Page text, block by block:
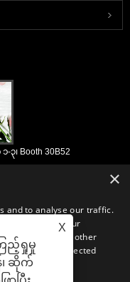
၃၊ Booth 30B52
န်ကောင်းစွာထူထောင်ရှိရာ
အဆောက်အ ဦ
လုပ်လုပ်အစားအစာ &
ပ်သောပါဝင်ပစ္စည်းများ
မြစ်ရှာဖွေခြင်းတွင်ကျွန်ုပ်
တစ်ဝှမ်းရှိကျွန်ုပ်
းပြုသည်။
X
ြည့်ရှုမှု
ဆိုက်
×
and to analyse our traffic.
of our site with our
combine it with other
that they’ve collected